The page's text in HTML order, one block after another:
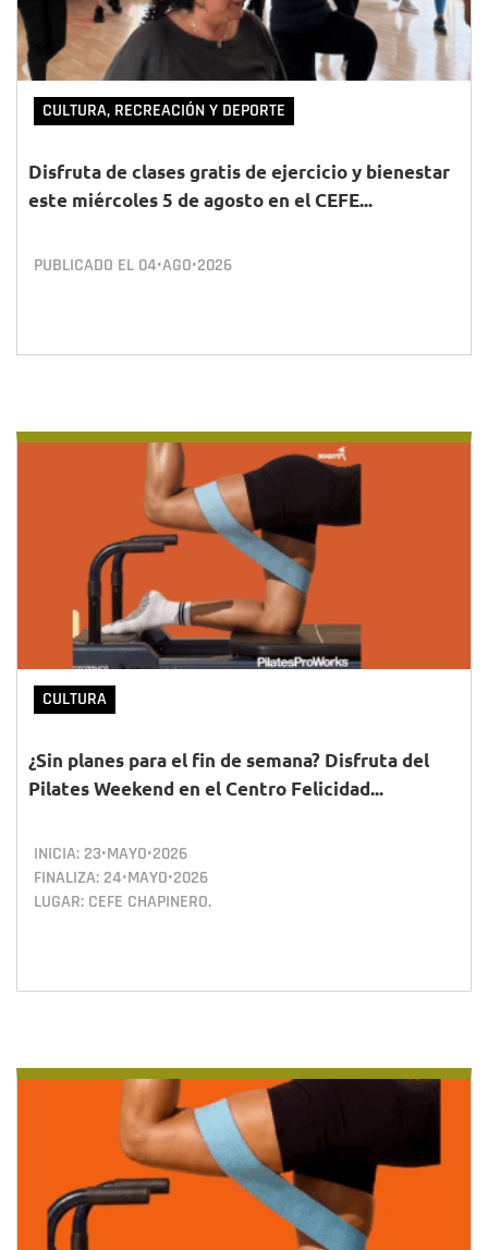
CULTURA, RECREACIÓN Y DEPORTE
Disfruta de clases gratis de ejercicio y bienestar
este miércoles 5 de agosto en el CEFE...
PUBLICADO EL 04•AGO•2026
CULTURA
¿Sin planes para el fin de semana? Disfruta del
Pilates Weekend en el Centro Felicidad...
INICIA: 23•MAYO•2026
FINALIZA: 24•MAYO•2026
LUGAR: CEFE CHAPINERO.